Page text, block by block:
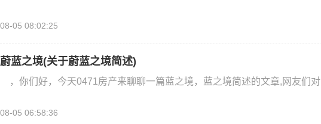
08-05 08:02:25
蔚蓝之境(关于蔚蓝之境简述)
，你们好，今天0471房产来聊聊一篇蓝之境，蓝之境简述的文章,网友们对
08-05 06:58:36